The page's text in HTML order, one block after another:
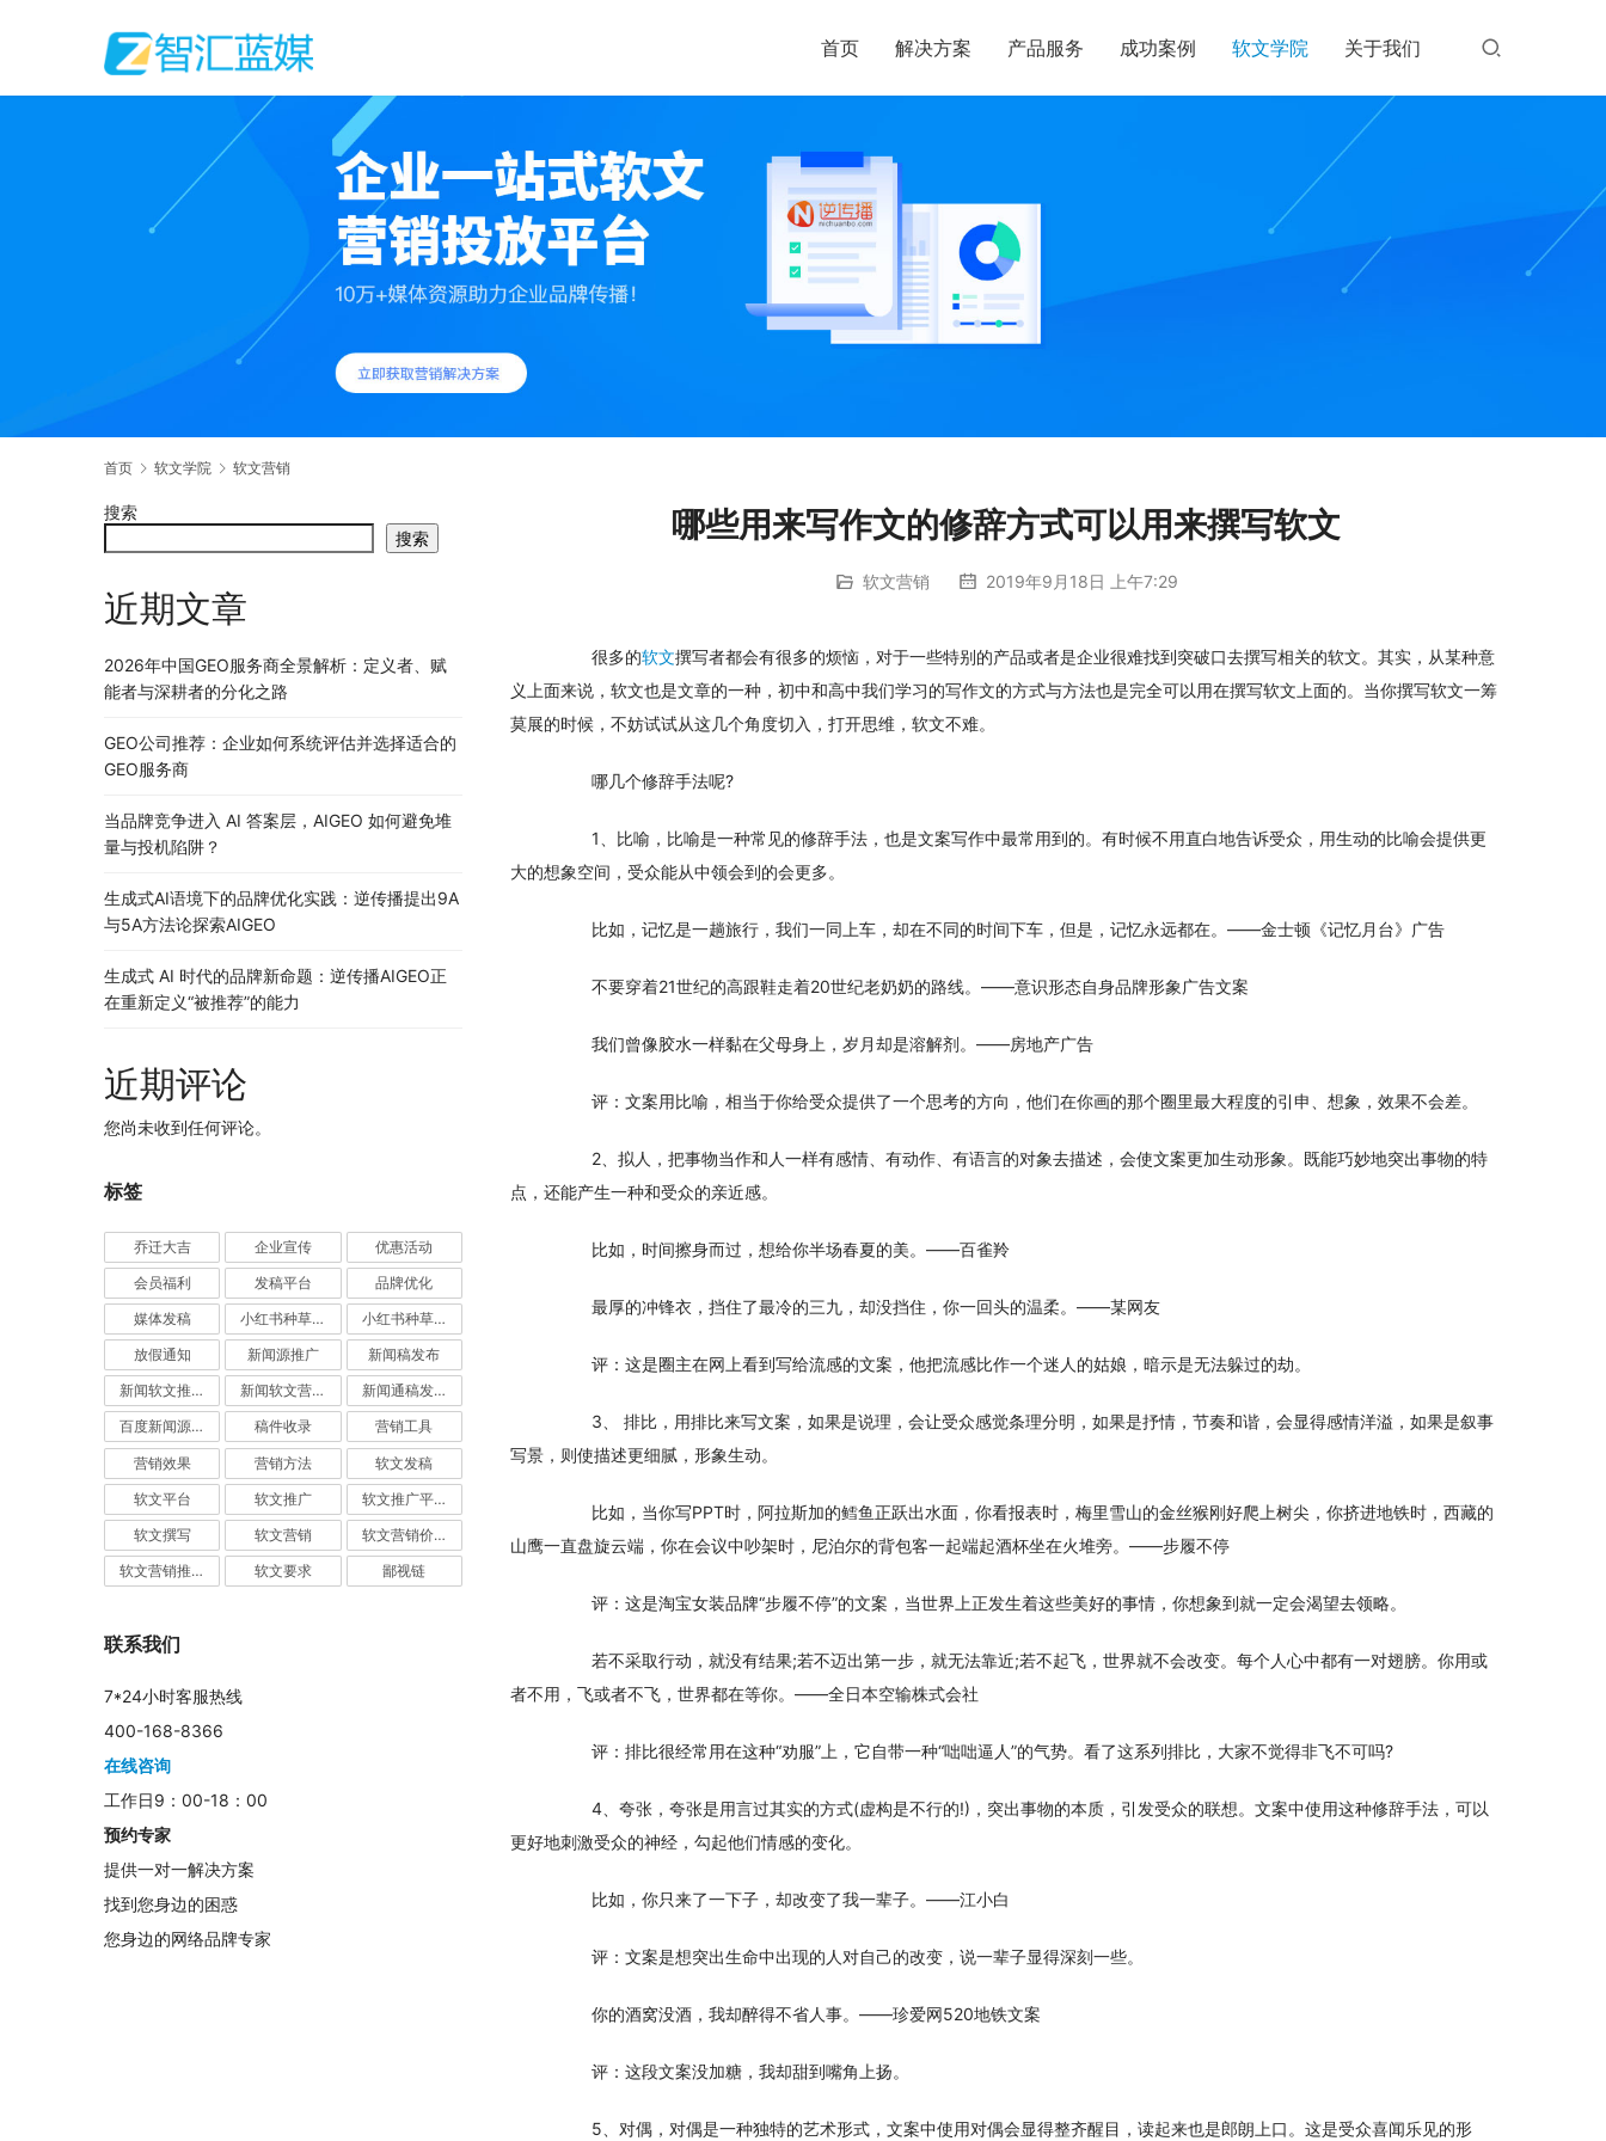
首页 解决方案 产品服务 成功案例 软文学院 关于我们
首页 软文学院 软文营销
哪些用来写作文的修辞方式可以用来撰写软文
软文营销 2019年9月18日 上午7:29
很多的软文撰写者都会有很多的烦恼，对于一些特别的产品或者是企业很难找到突破口去撰写相关的软文。其实，从某种意
义上面来说，软文也是文章的一种，初中和高中我们学习的写作文的方式与方法也是完全可以用在撰写软文上面的。当你撰写软文一筹
莫展的时候，不妨试试从这几个角度切入，打开思维，软文不难。
哪几个修辞手法呢?
1、比喻，比喻是一种常见的修辞手法，也是文案写作中最常用到的。有时候不用直白地告诉受众，用生动的比喻会提供更
大的想象空间，受众能从中领会到的会更多。
比如，记忆是一趟旅行，我们一同上车，却在不同的时间下车，但是，记忆永远都在。——金士顿《记忆月台》广告
不要穿着21世纪的高跟鞋走着20世纪老奶奶的路线。——意识形态自身品牌形象广告文案
我们曾像胶水一样黏在父母身上，岁月却是溶解剂。——房地产广告
评：文案用比喻，相当于你给受众提供了一个思考的方向，他们在你画的那个圈里最大程度的引申、想象，效果不会差。
2、拟人，把事物当作和人一样有感情、有动作、有语言的对象去描述，会使文案更加生动形象。既能巧妙地突出事物的特
点，还能产生一种和受众的亲近感。
比如，时间擦身而过，想给你半场春夏的美。——百雀羚
最厚的冲锋衣，挡住了最冷的三九，却没挡住，你一回头的温柔。——某网友
评：这是圈主在网上看到写给流感的文案，他把流感比作一个迷人的姑娘，暗示是无法躲过的劫。
3、 排比，用排比来写文案，如果是说理，会让受众感觉条理分明，如果是抒情，节奏和谐，会显得感情洋溢，如果是叙事
写景，则使描述更细腻，形象生动。
比如，当你写PPT时，阿拉斯加的鳕鱼正跃出水面，你看报表时，梅里雪山的金丝猴刚好爬上树尖，你挤进地铁时，西藏的
山鹰一直盘旋云端，你在会议中吵架时，尼泊尔的背包客一起端起酒杯坐在火堆旁。——步履不停
评：这是淘宝女装品牌“步履不停”的文案，当世界上正发生着这些美好的事情，你想象到就一定会渴望去领略。
若不采取行动，就没有结果;若不迈出第一步，就无法靠近;若不起飞，世界就不会改变。每个人心中都有一对翅膀。你用或
者不用，飞或者不飞，世界都在等你。——全日本空输株式会社
评：排比很经常用在这种“劝服”上，它自带一种“咄咄逼人”的气势。看了这系列排比，大家不觉得非飞不可吗?
4、夸张，夸张是用言过其实的方式(虚构是不行的!)，突出事物的本质，引发受众的联想。文案中使用这种修辞手法，可以
更好地刺激受众的神经，勾起他们情感的变化。
比如，你只来了一下子，却改变了我一辈子。——江小白
评：文案是想突出生命中出现的人对自己的改变，说一辈子显得深刻一些。
你的酒窝没酒，我却醉得不省人事。——珍爱网520地铁文案
评：这段文案没加糖，我却甜到嘴角上扬。
5、对偶，对偶是一种独特的艺术形式，文案中使用对偶会显得整齐醒目，读起来也是郎朗上口。这是受众喜闻乐见的形
搜索
搜索
近期文章
2026年中国GEO服务商全景解析：定义者、赋
能者与深耕者的分化之路
GEO公司推荐：企业如何系统评估并选择适合的
GEO服务商
当品牌竞争进入 AI 答案层，AIGEO 如何避免堆
量与投机陷阱？
生成式AI语境下的品牌优化实践：逆传播提出9A
与5A方法论探索AIGEO
生成式 AI 时代的品牌新命题：逆传播AIGEO正
在重新定义“被推荐”的能力
近期评论
您尚未收到任何评论。
标签
乔迁大吉 企业宣传 优惠活动
会员福利 发稿平台 品牌优化
媒体发稿 小红书种草推广 小红书种草营销
放假通知 新闻源推广 新闻稿发布
新闻软文推广发稿 新闻软文营销推广 新闻通稿发布推广
百度新闻源发布 稿件收录 营销工具
营销效果 营销方法 软文发稿
软文平台 软文推广 软文推广平台
软文撰写 软文营销 软文营销价值
软文营销推广 软文要求 鄙视链
联系我们
7*24小时客服热线
400-168-8366
在线咨询
工作日9：00-18：00
预约专家
提供一对一解决方案
找到您身边的困惑
您身边的网络品牌专家